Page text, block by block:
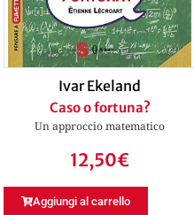
Ivar Ekeland
Caso o fortuna?
Un approccio matematico
12,50€
Aggiungi al carrello